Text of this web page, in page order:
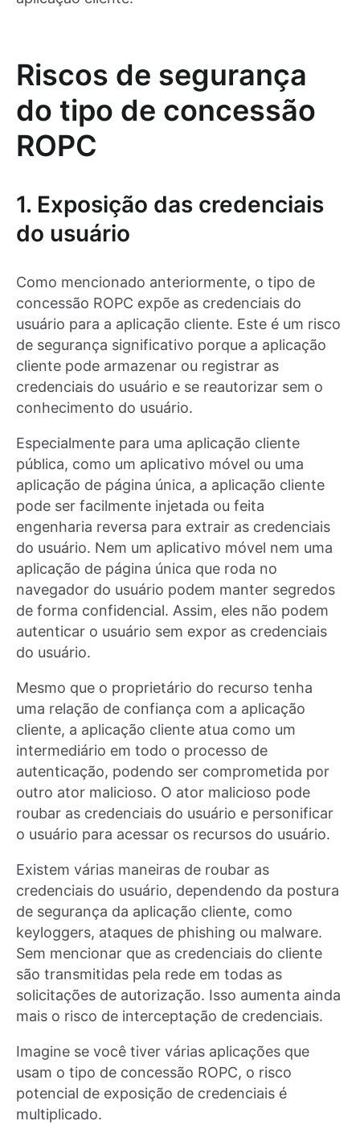
Riscos de segurança
do tipo de concessão
ROPC
1. Exposição das credenciais
do usuário
Como mencionado anteriormente, o tipo de
concessão ROPC expõe as credenciais do
usuário para a aplicação cliente. Este é um risco
de segurança significativo porque a aplicação
cliente pode armazenar ou registrar as
credenciais do usuário e se reautorizar sem o
conhecimento do usuário.
Especialmente para uma aplicação cliente
pública, como um aplicativo móvel ou uma
aplicação de página única, a aplicação cliente
pode ser facilmente injetada ou feita
engenharia reversa para extrair as credenciais
do usuário. Nem um aplicativo móvel nem uma
aplicação de página única que roda no
navegador do usuário podem manter segredos
de forma confidencial. Assim, eles não podem
autenticar o usuário sem expor as credenciais
do usuário.
Mesmo que o proprietário do recurso tenha
uma relação de confiança com a aplicação
cliente, a aplicação cliente atua como um
intermediário em todo o processo de
autenticação, podendo ser comprometida por
outro ator malicioso. O ator malicioso pode
roubar as credenciais do usuário e personificar
o usuário para acessar os recursos do usuário.
Existem várias maneiras de roubar as
credenciais do usuário, dependendo da postura
de segurança da aplicação cliente, como
keyloggers, ataques de phishing ou malware.
Sem mencionar que as credenciais do cliente
são transmitidas pela rede em todas as
solicitações de autorização. Isso aumenta ainda
mais o risco de interceptação de credenciais.
Imagine se você tiver várias aplicações que
usam o tipo de concessão ROPC, o risco
potencial de exposição de credenciais é
multiplicado.